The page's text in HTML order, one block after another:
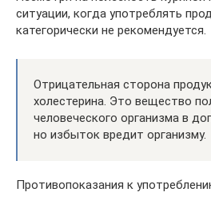
ситуации, когда употреблять
категорически не рекомендуется.
Отрицательная сторона
холестерина. Это вещество
человеческого организма в
но избыток вредит организму.
Противопоказания к